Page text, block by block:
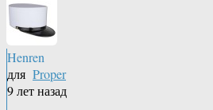
Henren
для Proper
9 лет назад